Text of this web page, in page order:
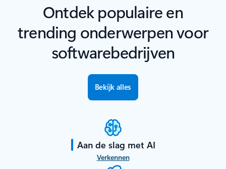
Ontdek populaire en
trending onderwerpen voor
softwarebedrijven
Bekijk alles
Aan de slag met AI
Verkennen